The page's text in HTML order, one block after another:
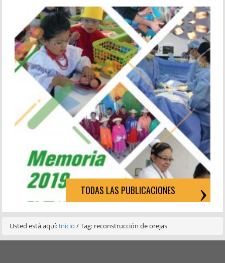
TODAS LAS PUBLICACIONES
Usted está aquí: Inicio/Tag: reconstrucción de orejas